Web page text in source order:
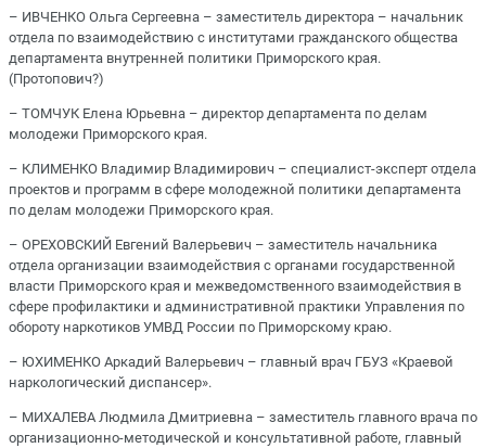
– ИВЧЕНКО Ольга Сергеевна – заместитель директора – начальник
отдела по взаимодействию с институтами гражданского общества
департамента внутренней политики Приморского края.
(Протопович?)
– ТОМЧУК Елена Юрьевна – директор департамента по делам
молодежи Приморского края.
– КЛИМЕНКО Владимир Владимирович – специалист-эксперт отдела
проектов и программ в сфере молодежной политики департамента
по делам молодежи Приморского края.
– ОРЕХОВСКИЙ Евгений Валерьевич – заместитель начальника
отдела организации взаимодействия с органами государственной
власти Приморского края и межведомственного взаимодействия в
сфере профилактики и административной практики Управления по
обороту наркотиков УМВД России по Приморскому краю.
– ЮХИМЕНКО Аркадий Валерьевич – главный врач ГБУЗ «Краевой
наркологический диспансер».
– МИХАЛЕВА Людмила Дмитриевна – заместитель главного врача по
организационно-методической и консультативной работе, главный